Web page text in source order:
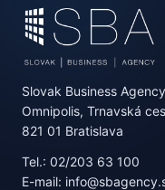
Slovak Business Agency
Omnipolis, Trnavská
821 01 Bratislava
Tel.: 02/203 63 100
E-mail: